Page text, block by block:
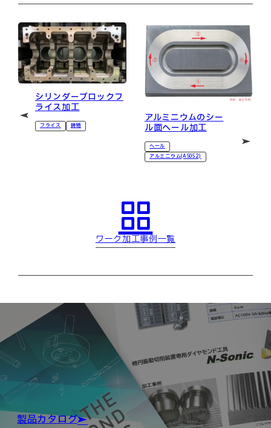
ワーク加工事例一覧
フライス 鋳物
シリンダーブロックフ
ライス加工
ヘール
アルミニウム(A5052)
アルミニウムのシー
ル面ヘール加工
製品カタログ